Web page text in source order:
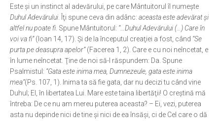
Este şi un instinct al adevărului, pe care Mântuitorul îl numeşte
Duhul Adevărului . Îţi spune ceva din adânc: aceasta este adevărat şi
altfel nu poate fi . Spune Mântuitorul: “…Duhul Adevărului (…) Care în
voi va fi”(Ioan 14, 17). Şi de la începutul creaţiei a fost, când “Se
purta pe deasupra apelor”(Facerea 1, 2). Care e cu noi neîncetat, e
în lume neîncetat. Ţine de noi să-I răspundem: Da. Spune
Psalmistul: “Gata este inima mea, Dumnezeule, gata este inima
mea”(Ps. 107, 1). Inima ta să fie gata, dar nu decizi tu când vine
Duhul; El, în libertatea Lui. Mare este taina libertăţii! O creştină mă
întreba: De ce nu am mereu puterea aceasta? – Ei, vezi, puterea
asta nu depinde nici de tine şi nici de ea însăşi, ci de Cel care o dă